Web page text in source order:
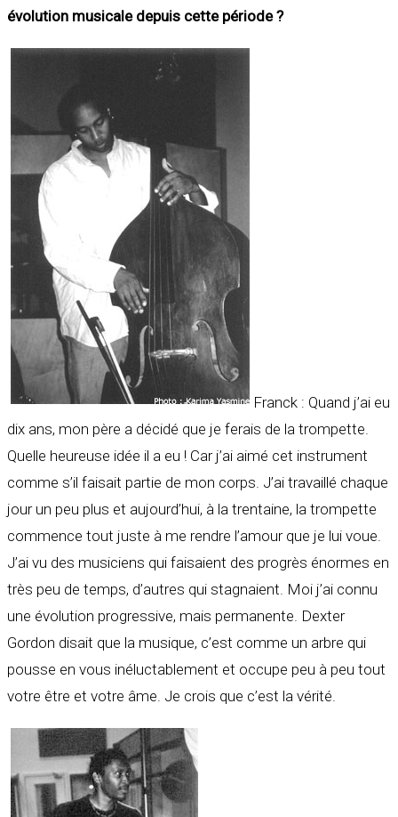
évolution musicale depuis cette période ?
Franck : Quand j’ai eu
dix ans, mon père a décidé que je ferais de la trompette.
Quelle heureuse idée il a eu ! Car j’ai aimé cet instrument
comme s’il faisait partie de mon corps. J’ai travaillé chaque
jour un peu plus et aujourd’hui, à la trentaine, la trompette
commence tout juste à me rendre l’amour que je lui voue.
J’ai vu des musiciens qui faisaient des progrès énormes en
très peu de temps, d’autres qui stagnaient. Moi j’ai connu
une évolution progressive, mais permanente. Dexter
Gordon disait que la musique, c’est comme un arbre qui
pousse en vous inéluctablement et occupe peu à peu tout
votre être et votre âme. Je crois que c’est la vérité.